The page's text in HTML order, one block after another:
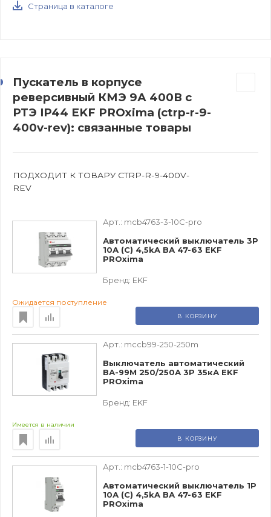
Страница в каталоге
Пускатель в корпусе
реверсивный КМЭ 9А 400В с
РТЭ IP44 EKF PROxima (ctrp-r-9-
400v-rev): связанные товары
ПОДХОДИТ К ТОВАРУ CTRP-R-9-400V-
REV
Арт.: mcb4763-3-10C-pro
Автоматический выключатель 3P
10А (C) 4,5kA ВА 47-63 EKF
PROxima
Бренд: EKF
Ожидается поступление
В КОРЗИНУ
Арт.: mccb99-250-250m
Выключатель автоматический
ВА-99М 250/250А 3P 35кА EKF
PROxima
Бренд: EKF
Имеется в наличии
В КОРЗИНУ
Арт.: mcb4763-1-10C-pro
Автоматический выключатель 1P
10А (C) 4,5kA ВА 47-63 EKF
PROxima